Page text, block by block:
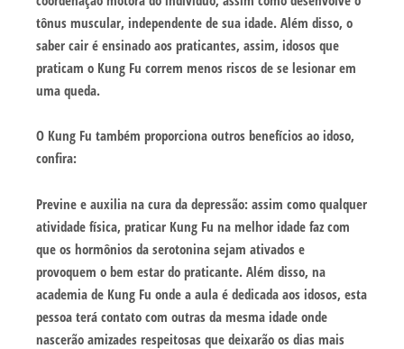
tônus muscular, independente de sua idade. Além disso, o
saber cair é ensinado aos praticantes, assim, idosos que
praticam o Kung Fu correm menos riscos de se lesionar em
uma queda.
O Kung Fu também proporciona outros benefícios ao idoso,
confira:
Previne e auxilia na cura da depressão: assim como qualquer
atividade física, praticar Kung Fu na melhor idade faz com
que os hormônios da serotonina sejam ativados e
provoquem o bem estar do praticante. Além disso, na
academia de Kung Fu onde a aula é dedicada aos idosos, esta
pessoa terá contato com outras da mesma idade onde
nascerão amizades respeitosas que deixarão os dias mais